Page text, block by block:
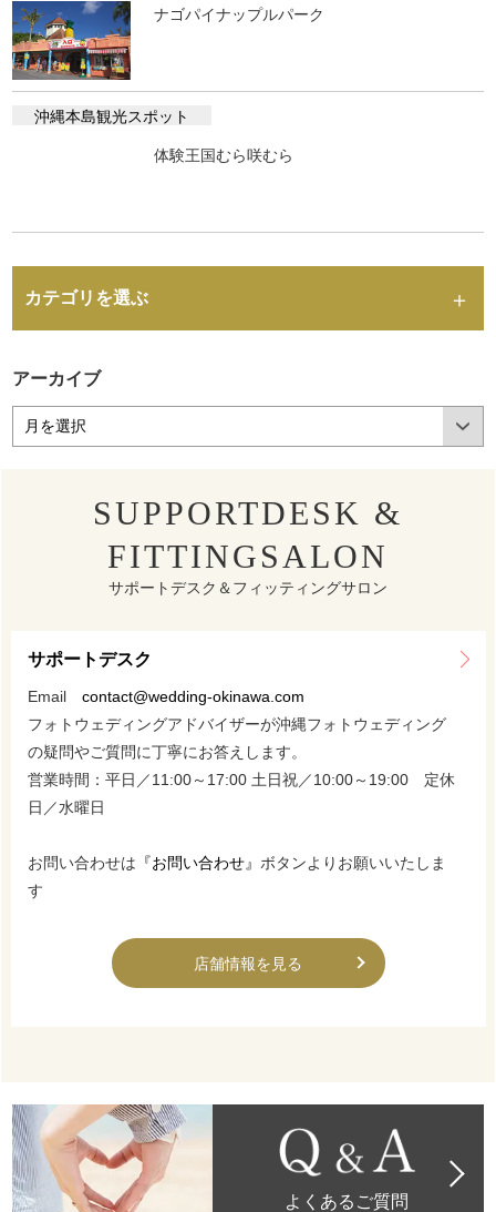
ナゴパイナップルパーク
沖縄本島観光スポット
体験王国むら咲むら
カテゴリを選ぶ
アーカイブ
SUPPORTDESK &
FITTINGSALON
サポートデスク＆フィッティングサロン
サポートデスク
Email contact@wedding-okinawa.com
フォトウェディングアドバイザーが沖縄フォトウェディング
の疑問やご質問に丁寧にお答えします。
営業時間：平日／11:00～17:00 土日祝／10:00～19:00 定休
日／水曜日
お問い合わせは 『お問い合わせ』 ボタンよりお願いいたしま
す
店舗情報を見る
よくあるご質問